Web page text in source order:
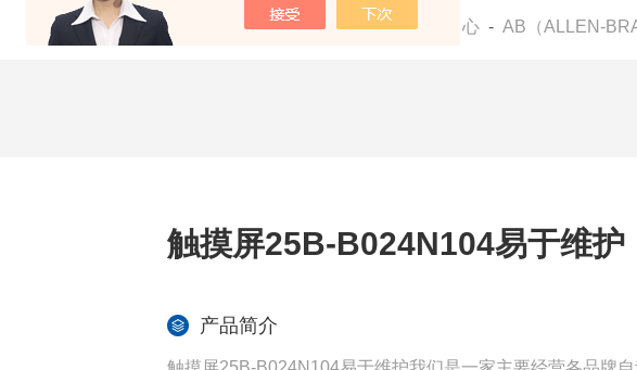
当前位置：首页-产品中心 - AB（ALLEN-
触摸屏25B-B024N104易于维护
产品简介